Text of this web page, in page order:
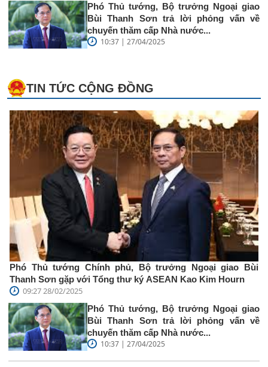
Phó Thủ tướng, Bộ trưởng Ngoại giao
Bùi Thanh Sơn trả lời phỏng vấn về
chuyến thăm cấp Nhà nước...
10:37 | 27/04/2025
TIN TỨC CỘNG ĐỒNG
Phó Thủ tướng Chính phủ, Bộ trưởng Ngoại giao Bùi
Thanh Sơn gặp với Tổng thư ký ASEAN Kao Kim Hourn
09:27 28/02/2025
Phó Thủ tướng, Bộ trưởng Ngoại giao
Bùi Thanh Sơn trả lời phỏng vấn về
chuyến thăm cấp Nhà nước...
10:37 | 27/04/2025